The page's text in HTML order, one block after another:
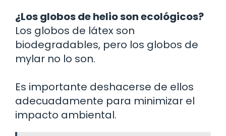
¿Los globos de helio son ecológicos?
Los globos de látex son
biodegradables, pero los globos de
mylar no lo son.
Es importante deshacerse de ellos
adecuadamente para minimizar el
impacto ambiental.